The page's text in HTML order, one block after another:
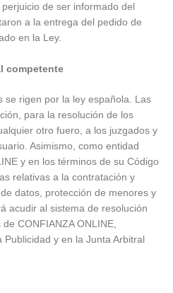
de ser informado del
a la entrega del pedido de
en la Ley.
competente
se rigen por la ley española. Las
para la resolución de los
otro fuero, a los juzgados y
Asimismo, como entidad
y en los términos de su Código
relativas a la contratación y
datos, protección de menores y
acudir al sistema de resolución
CONFIANZA ONLINE,
y en la Junta Arbitral